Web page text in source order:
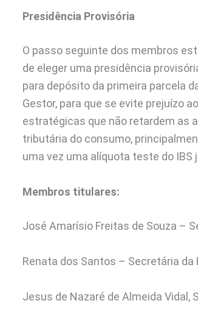
Presidência Provisória
O passo seguinte dos membros
de eleger uma presidência
para depósito da primeira parcela
Gestor, para que se evite prejuízo
estratégicas que não retardem as
tributária do consumo,
uma vez uma alíquota teste do
Membros titulares:
José Amarísio Freitas de Souza –
Renata dos Santos – Secretária da
Jesus de Nazaré de Almeida Vidal,